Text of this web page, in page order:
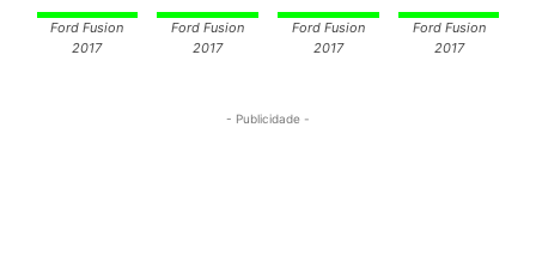
Ford Fusion
2017
Ford Fusion
2017
Ford Fusion
2017
Ford Fusion
2017
- Publicidade -